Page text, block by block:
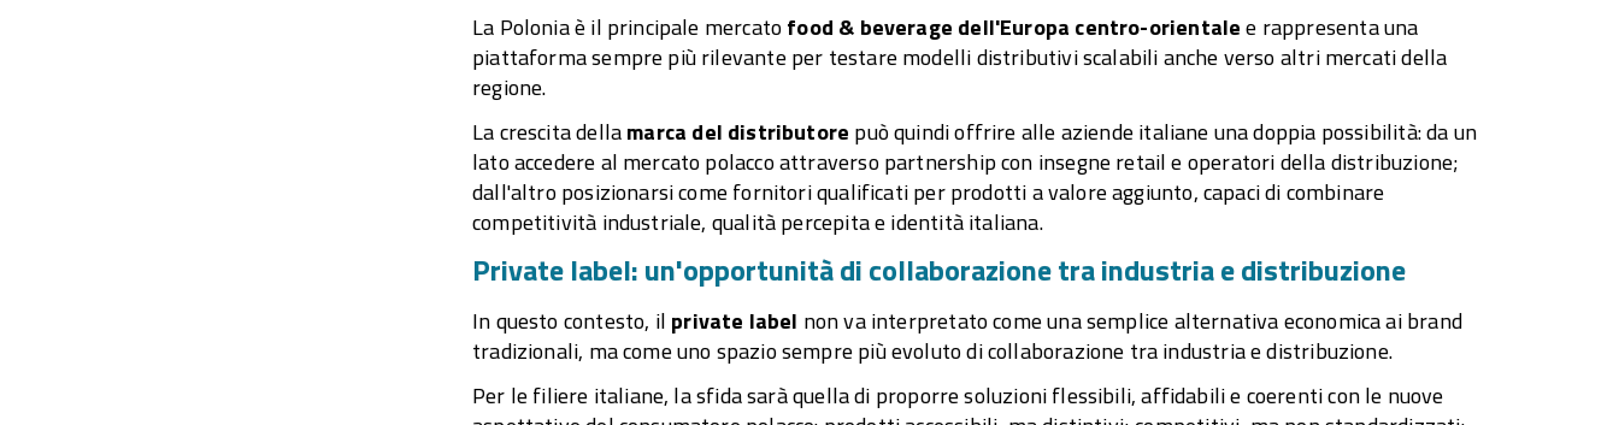
La Polonia è il principale mercatofood & beverage dell'Europa centro-orientalee rappresenta una
piattaforma sempre più rilevante per testare modelli distributivi scalabili anche verso altri mercati della
regione.
La crescita dellamarca del distributore può quindi offrire alle aziende italiane una doppia possibilità: da un
lato accedere al mercato polacco attraverso partnership con insegne retail e operatori della distribuzione;
dall'altro posizionarsi come fornitori qualificati per prodotti a valore aggiunto, capaci di combinare
competitività industriale, qualità percepita e identità italiana.
Private label: un'opportunità di collaborazione tra industria e distribuzione
In questo contesto, il private label non va interpretato come una semplice alternativa economica ai brand
tradizionali, ma come uno spazio sempre più evoluto di collaborazione tra industria e distribuzione.
Per le filiere italiane, la sfida sarà quella di proporre soluzioni flessibili, affidabili e coerenti con le nuove